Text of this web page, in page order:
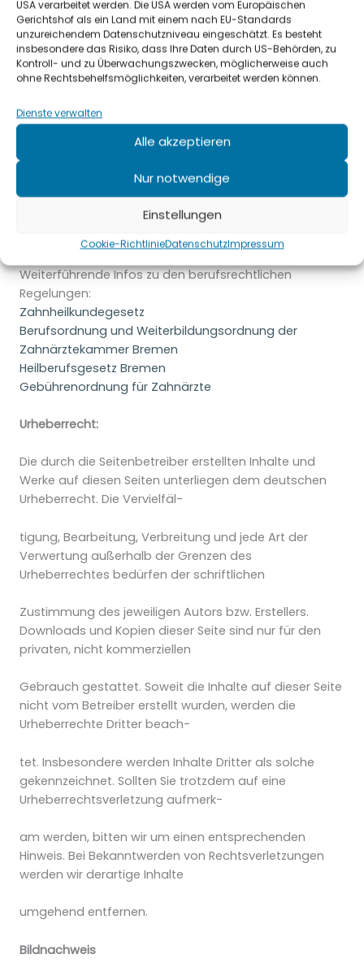
USA verarbeitet werden. Die USA werden vom Europäischen
Gerichtshof als ein Land mit einem nach EU-Standards
unzureichendem Datenschutzniveau eingeschätzt. Es besteht
insbesondere das Risiko, dass Ihre Daten durch US-Behörden, zu
Kontroll- und zu Überwachungszwecken, möglicherweise auch
ohne Rechtsbehelfsmöglichkeiten, verarbeitet werden können.
Dienste verwalten
Alle akzeptieren
Nur notwendige
Einstellungen
Cookie-RichtlinieDatenschutzImpressum
Unser Angebot enthält Links zu externen Webseiten
Dritter, auf deren Inhalte wir keinen Einfluss haben.
Deshalb können wir für diese
fremden Inhalte auch keine Gewähr übernehmen. Für
die Inhalte der verlinkten Seiten ist stets der jeweilige
Anbieter oder Betreiber
Berufsrechtliche Regelungen
Die folgenden berufsrechtlichen Regelungen sind auf
der Internetseite der Zahnärztekammer Bremen unter
dem Menüpunkt Rechtliche Grundlagen hinterlegt.
Weiterführende Infos zu den berufsrechtlichen
Regelungen:
Zahnheilkundegesetz
Berufsordnung und Weiterbildungsordnung der
Zahnärztekammer Bremen
Heilberufsgesetz Bremen
Gebührenordnung für Zahnärzte
Urheberrecht:
Die durch die Seitenbetreiber erstellten Inhalte und
Werke auf diesen Seiten unterliegen dem deutschen
Urheberrecht. Die Vervielfäl-
tigung, Bearbeitung, Verbreitung und jede Art der
Verwertung außerhalb der Grenzen des
Urheberrechtes bedürfen der schriftlichen
Zustimmung des jeweiligen Autors bzw. Erstellers.
Downloads und Kopien dieser Seite sind nur für den
privaten, nicht kommerziellen
Gebrauch gestattet. Soweit die Inhalte auf dieser Seite
nicht vom Betreiber erstellt wurden, werden die
Urheberrechte Dritter beach-
tet. Insbesondere werden Inhalte Dritter als solche
gekennzeichnet. Sollten Sie trotzdem auf eine
Urheberrechtsverletzung aufmerk-
am werden, bitten wir um einen entsprechenden
Hinweis. Bei Bekanntwerden von Rechtsverletzungen
werden wir derartige Inhalte
umgehend entfernen.
Bildnachweis